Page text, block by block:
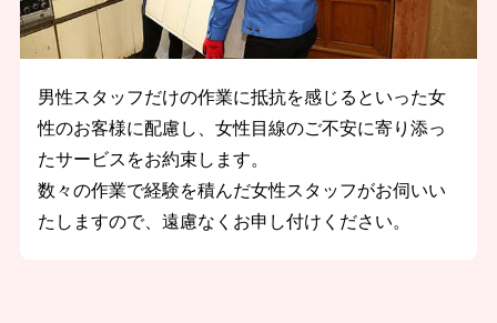
男性スタッフだけの作業に抵抗を感じるといった女
性のお客様に配慮し、女性目線のご不安に寄り添っ
たサービスをお約束します。
数々の作業で経験を積んだ女性スタッフがお伺いい
たしますので、遠慮なくお申し付けください。